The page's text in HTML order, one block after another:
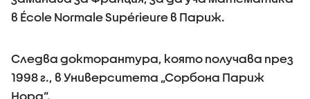
в École Normale Supérieure в Париж.
Следва докторантура, която получава през
1998 г., в Университета „Сорбона Париж
Норд”.